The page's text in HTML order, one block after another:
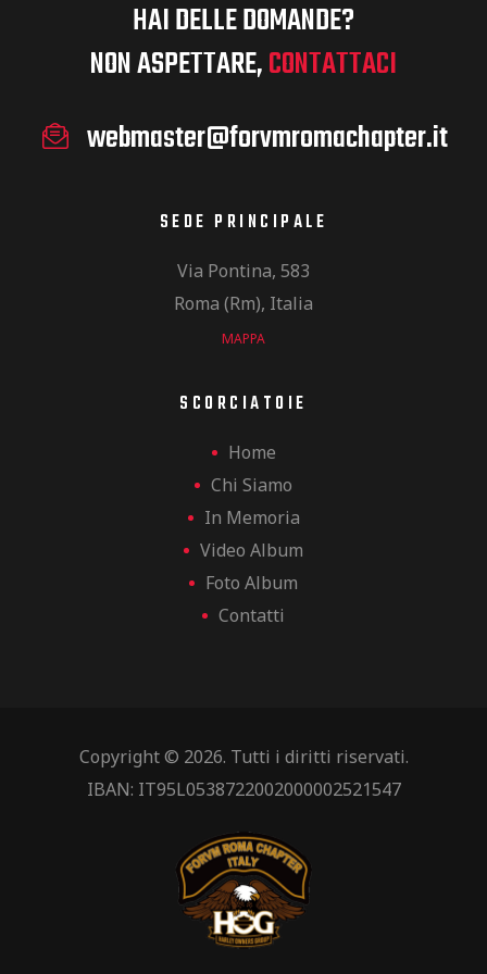
HAI DELLE DOMANDE?
NON ASPETTARE,CONTATTACI
webmaster@forvmromachapter.it
SEDE PRINCIPALE
Via Pontina, 583
Roma (Rm), Italia
MAPPA
SCORCIATOIE
Home
Chi Siamo
In Memoria
Video Album
Foto Album
Contatti
Copyright © 2026. Tutti i diritti riservati.
IBAN: IT95L0538722002000002521547